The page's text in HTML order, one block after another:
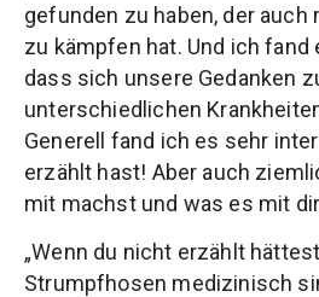
gefunden zu haben, der auch
zu kämpfen hat. Und ich
dass sich unsere Gedanken
unterschiedlichen
Generell fand ich es sehr
erzählt hast! Aber auch
mit machst und was es mit
„Wenn du nicht erzählt
Strumpfhosen medizinisch